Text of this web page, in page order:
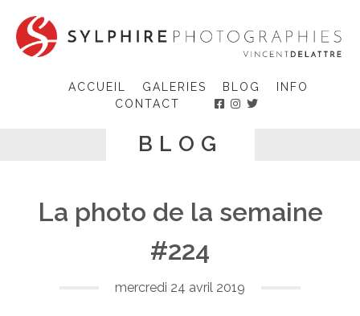
content
ACCUEIL GALERIES BLOG
INFO
CONTACT
BLOG
La photo de la semaine
#224
mercredi 24 avril 2019